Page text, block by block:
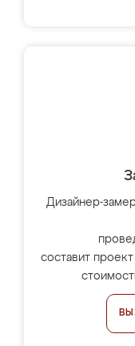
Дизайнер-
составит